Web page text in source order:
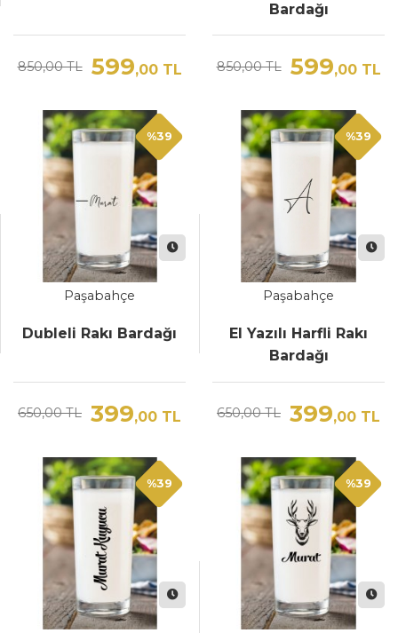
850,00 TL 599,00TL
Bardağı
850,00 TL 599,00TL
Paşabahçe
Dubleli Rakı Bardağı
650,00 TL 399,00 TL
%39
Paşabahçe
El Yazılı Harfli Rakı
Bardağı
650,00 TL 399,00 TL
%39
%39 %39